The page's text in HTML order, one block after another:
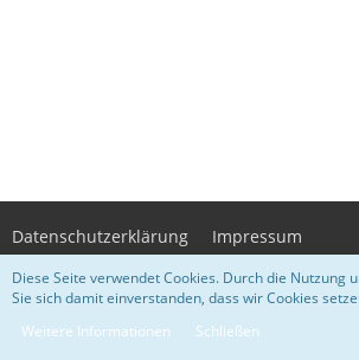
Datenschutzerklärung Impressum
Community-Software: WoltLab
- Design by
Diese Seite verwendet Cookies. Durch die Nutzung
Sie sich damit einverstanden, dass wir Cookies
Weitere Informationen
Schließen